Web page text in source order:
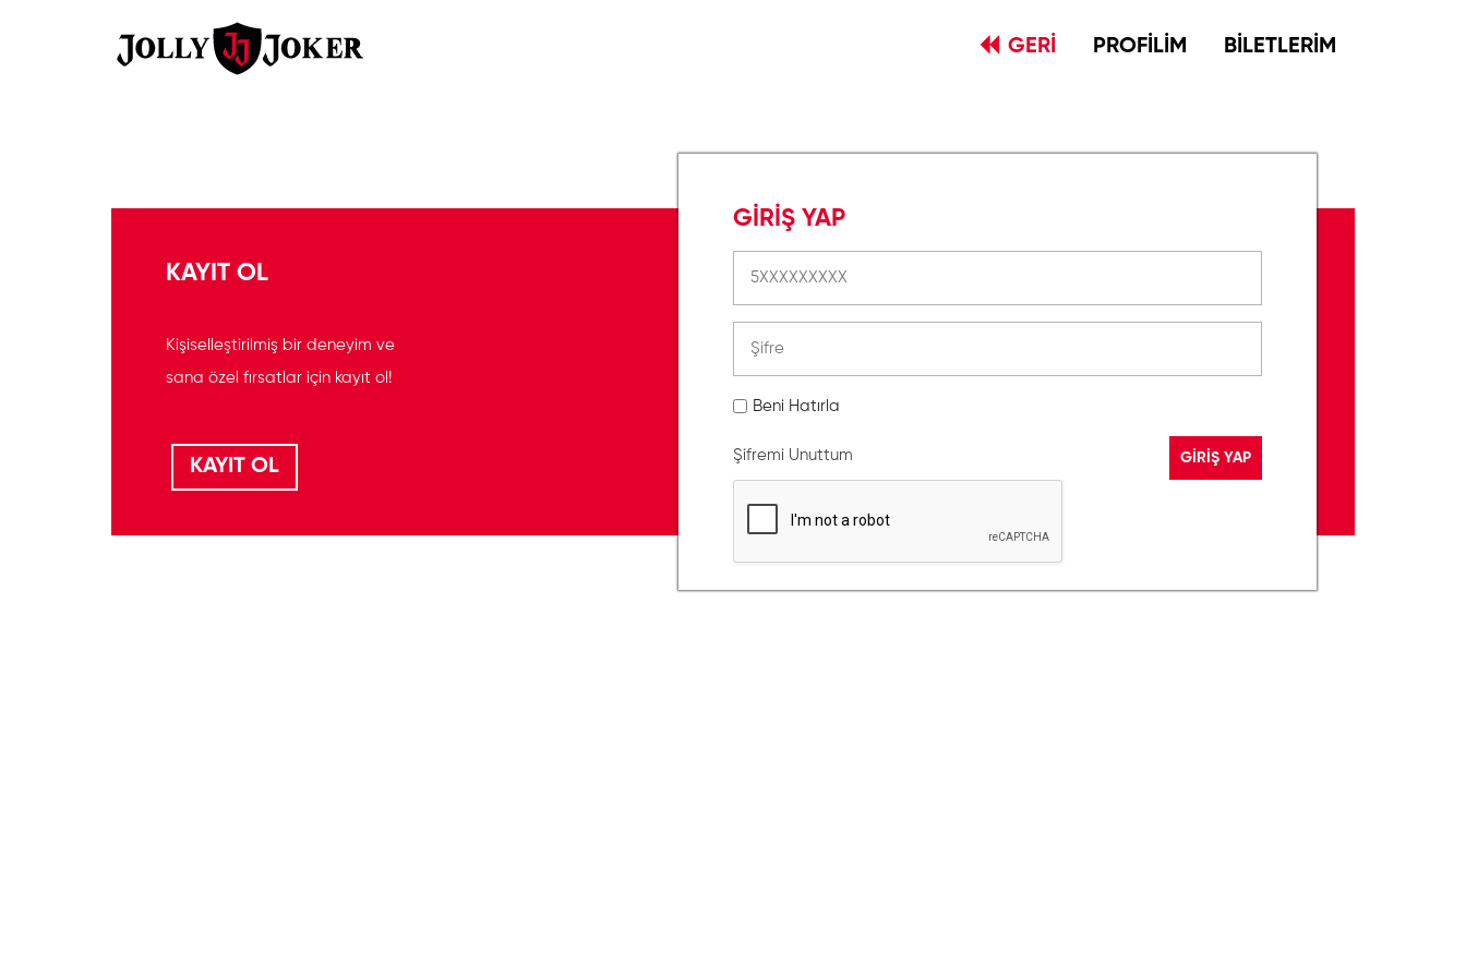
GERİ PROFİLİM BİLETLERİM
GİRİŞ YAP
Beni Hatırla
Şifremi Unuttum
KAYIT OL
Kişiselleştirilmiş bir deneyim ve
sana özel fırsatlar için kayıt ol!
KAYIT OL